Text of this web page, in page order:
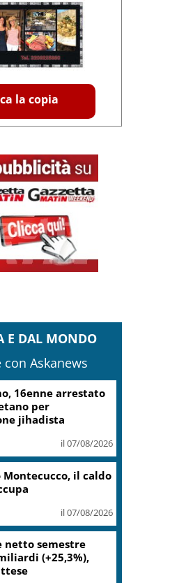
la copia
E DAL MONDO
Askanews
contemporanea,
su Giovanni
il 07/08/2026
Venezia, dolore
di Maria Rita
il 07/08/2026
popolarità de
usata per diffondere